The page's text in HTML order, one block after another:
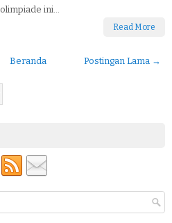
olimpiade ini...
Read More
Postingan Lama →
Beranda